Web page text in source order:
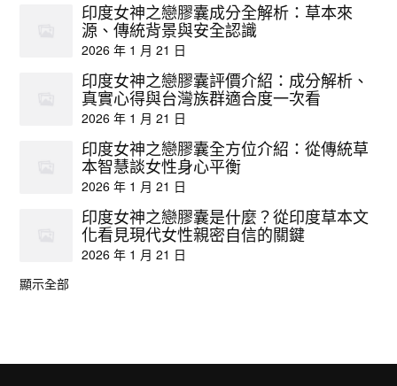
印度女神之戀膠囊成分全解析：草本來
源、傳統背景與安全認識
2026 年 1 月 21 日
印度女神之戀膠囊評價介紹：成分解析、
真實心得與台灣族群適合度一次看
2026 年 1 月 21 日
印度女神之戀膠囊全方位介紹：從傳統草
本智慧談女性身心平衡
2026 年 1 月 21 日
印度女神之戀膠囊是什麼？從印度草本文
化看見現代女性親密自信的關鍵
2026 年 1 月 21 日
顯示全部